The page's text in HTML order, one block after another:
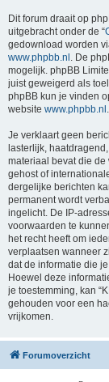
Dit forum draait op
uitgebracht onder de “
gedownload worden
www.phpbb.nl . De
mogelijk. phpBB
juist geweigerd als
phpBB kun je vinden
website www.phpbb.nl .
Je verklaart geen
lasterlijk,
materiaal bevat die de
gehost of
dergelijke berichten
permanent wordt
ingelicht. De IP-
voorwaarden te
het recht heeft om
verplaatsen wanneer
dat de informatie die
Hoewel deze
je toestemming, kan
gehouden voor een
vrijkomen.
Forumoverzicht